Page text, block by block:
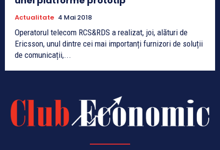
Actualitate 4 Mai 2018
Operatorul telecom RCS&RDS a realizat, joi, alături de
Ericsson, unul dintre cei mai importanți furnizori de soluții
de comunicații,...